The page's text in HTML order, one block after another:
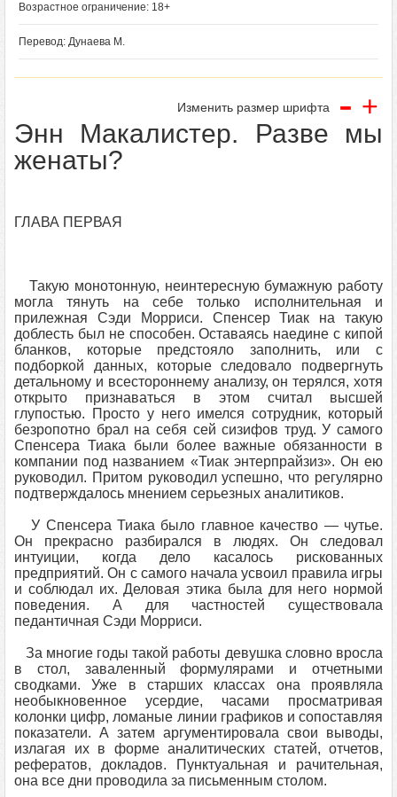
Возрастное ограничение: 18+
Перевод: Дунаева М.
Изменить размер шрифта - +
Энн Макалистер. Разве мы
женаты?
ГЛАВА ПЕРВАЯ
Такую монотонную, неинтересную бумажную работу
могла тянуть на себе только исполнительная и
прилежная Сэди Морриси. Спенсер Тиак на такую
доблесть был не способен. Оставаясь наедине с кипой
бланков, которые предстояло заполнить, или с
подборкой данных, которые следовало подвергнуть
детальному и всестороннему анализу, он терялся, хотя
открыто признаваться в этом считал высшей
глупостью. Просто у него имелся сотрудник, который
безропотно брал на себя сей сизифов труд. У самого
Спенсера Тиака были более важные обязанности в
компании под названием «Тиак энтерпрайзиз». Он ею
руководил. Притом руководил успешно, что регулярно
подтверждалось мнением серьезных аналитиков.
У Спенсера Тиака было главное качество — чутье.
Он прекрасно разбирался в людях. Он следовал
интуиции, когда дело касалось рискованных
предприятий. Он с самого начала усвоил правила игры
и соблюдал их. Деловая этика была для него нормой
поведения. А для частностей существовала
педантичная Сэди Морриси.
За многие годы такой работы девушка словно вросла
в стол, заваленный формулярами и отчетными
сводками. Уже в старших классах она проявляла
необыкновенное усердие, часами просматривая
колонки цифр, ломаные линии графиков и сопоставляя
показатели. А затем аргументировала свои выводы,
излагая их в форме аналитических статей, отчетов,
рефератов, докладов. Пунктуальная и рачительная,
она все дни проводила за письменным столом.